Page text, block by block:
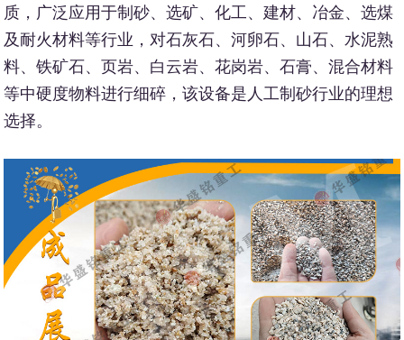
质，广泛应用于制砂、选矿、化工、建材、冶金、选煤
及耐火材料等行业，对石灰石、河卵石、山石、水泥熟
料、铁矿石、页岩、白云岩、花岗岩、石膏、混合材料
等中硬度物料进行细碎，该设备是人工制砂行业的理想
选择。